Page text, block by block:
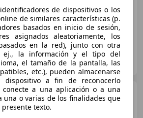
CABEZO
Citroen C3 1.5BlueHDi S&S
Feel 100
de dispositivos o los
de similares características (p.
basados en inicio de sesión,
asignados aleatoriamente, los
en la red), junto con otra
ej., la información y el tipo del
el tamaño de la pantalla, las
etc.), pueden almacenarse
a fin de reconocerlo
a una aplicación o a una
una o varias de los finalidades que
texto.